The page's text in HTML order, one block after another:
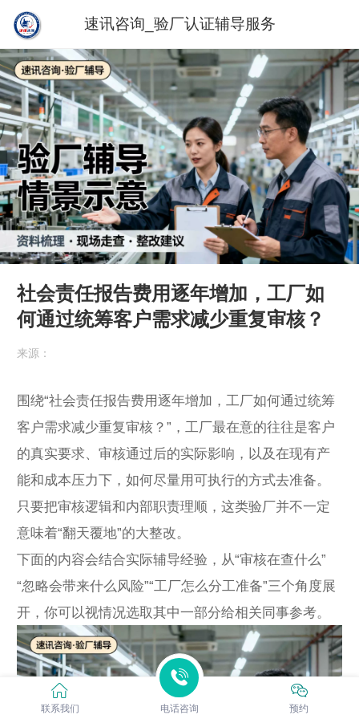
速讯咨询_验厂认证辅导服务
社会责任报告费用逐年增加，工厂如
何通过统筹客户需求减少重复审核？
来源：
围绕“社会责任报告费用逐年增加，工厂如何通过统筹
客户需求减少重复审核？”，工厂最在意的往往是客户
的真实要求、审核通过后的实际影响，以及在现有产
能和成本压力下，如何尽量用可执行的方式去准备。
只要把审核逻辑和内部职责理顺，这类验厂并不一定
意味着“翻天覆地”的大整改。
下面的内容会结合实际辅导经验，从“审核在查什么”
“忽略会带来什么风险”“工厂怎么分工准备”三个角度展
开，你可以视情况选取其中一部分给相关同事参考。
联系我们 电话咨询 预约